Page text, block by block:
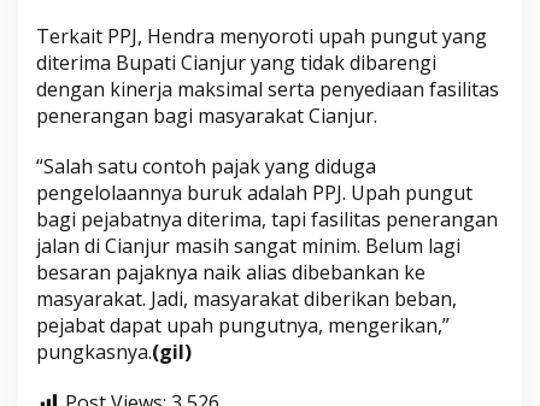
Terkait PPJ, Hendra menyoroti upah pungut yang
diterima Bupati Cianjur yang tidak dibarengi
dengan kinerja maksimal serta penyediaan fasilitas
penerangan bagi masyarakat Cianjur.
“Salah satu contoh pajak yang diduga
pengelolaannya buruk adalah PPJ. Upah pungut
bagi pejabatnya diterima, tapi fasilitas penerangan
jalan di Cianjur masih sangat minim. Belum lagi
besaran pajaknya naik alias dibebankan ke
masyarakat. Jadi, masyarakat diberikan beban,
pejabat dapat upah pungutnya, mengerikan,”
pungkasnya.(gil)